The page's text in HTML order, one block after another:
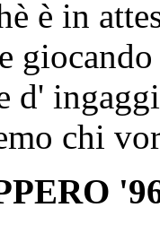
è in
d'
chi